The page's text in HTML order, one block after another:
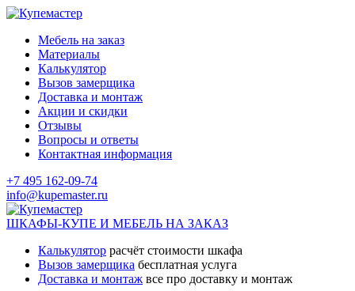
Мебель на заказ
Материалы
Калькулятор
Вызов замерщика
Доставка и монтаж
Акции и скидки
Отзывы
Вопросы и ответы
Контактная информация
+7 495 162-09-74
info@kupemaster.ru
ШКАФЫ-КУПЕ И МЕБЕЛЬ НА ЗАКАЗ
Калькулятор расчёт стоимости шкафа
Вызов замерщика бесплатная услуга
Доставка и монтаж все про доставку и монтаж